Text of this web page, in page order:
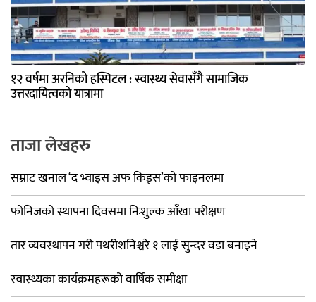
१२ वर्षमा अरनिको हस्पिटल : स्वास्थ्य सेवासँगै सामाजिक
उत्तरदायित्वको यात्रामा
ताजा लेखहरु
सम्राट खनाल ‘द भ्वाइस अफ किड्स’को फाइनलमा
फोनिजको स्थापना दिवसमा निःशुल्क आँखा परीक्षण
तार व्यवस्थापन गरी पथरीशनिश्चरे १ लाई सुन्दर वडा बनाइने
स्वास्थ्यका कार्यक्रमहरूको वार्षिक समीक्षा